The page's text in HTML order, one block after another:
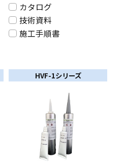
カタログ
技術資料
施工手順書
HVF-1シリーズ